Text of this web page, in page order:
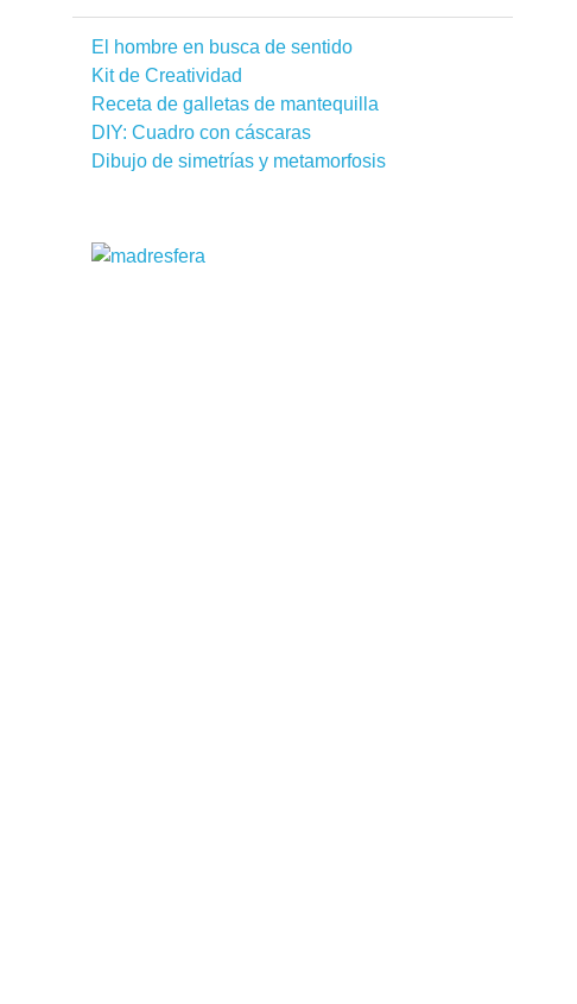
El hombre en busca de sentido
Kit de Creatividad
Receta de galletas de mantequilla
DIY: Cuadro con cáscaras
Dibujo de simetrías y metamorfosis